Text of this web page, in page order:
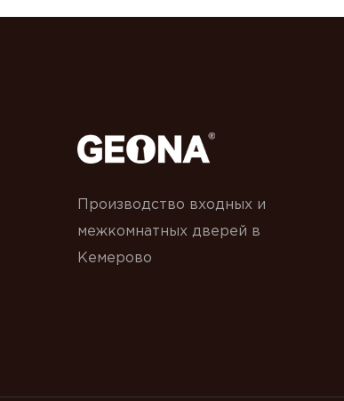
Производство входных и
межкомнатных дверей в
Кемерово